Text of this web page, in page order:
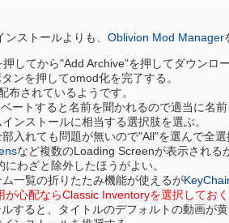
ストールよりも、 Oblivion Mod Manager
してから"Add Archive"を押してダウン
ンを押してomod化を完了する。
されているようです。
ートすると名前を聞かれるので適当に名
ンストールに相当する選択肢を選ぶ。
入れても問題が無いので"All"を選んで全
など複数のLoading Screenが表示される
わざと除外したほうがよい。
一覧の折りたたみ機能が使えるが
心配ならClassic Inventoryを選択しておく
すると、タイトルのデフォルトの動画が